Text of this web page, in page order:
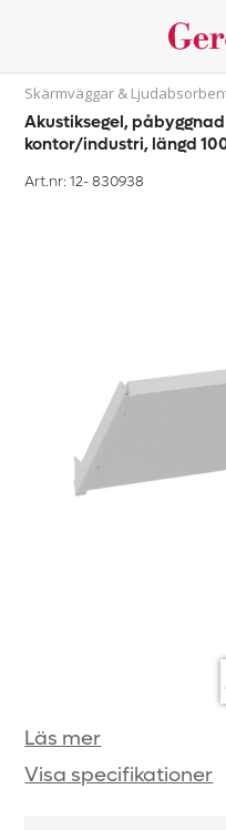
Skärmväggar &
Akustiksegel,
kontor/industri, längd
Art.nr: 12-830938
Läs mer
Visa specifikationer